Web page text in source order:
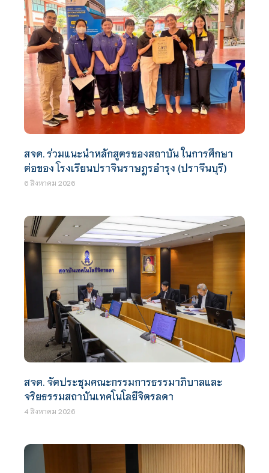
สจด. ร่วมแนะนำหลักสูตรของสถาบัน ในการศึกษา
ต่อของ โรงเรียนปราจินราษฎรอำรุง (ปราจีนบุรี)
6 สิงหาคม 2026
สจด. จัดประชุมคณะกรรมการธรรมาภิบาลและ
จริยธรรมสถาบันเทคโนโลยีจิตรลดา
4 สิงหาคม 2026